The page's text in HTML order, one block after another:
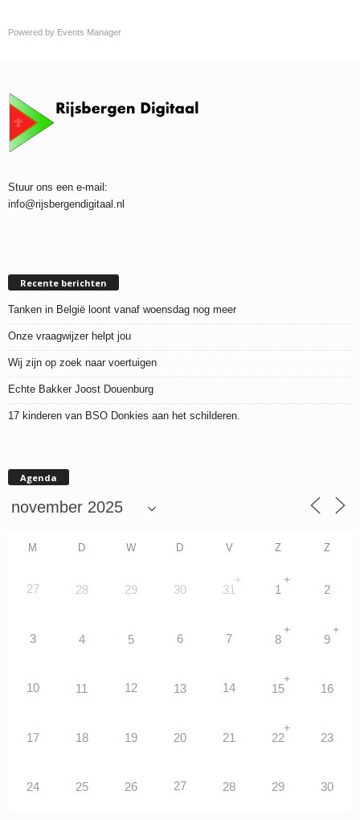
Powered by Events Manager
Stuur ons een e-mail:
info@rijsbergendigitaal.nl
Recente berichten
Tanken in België loont vanaf woensdag nog meer
Onze vraagwijzer helpt jou
Wij zijn op zoek naar voertuigen
Echte Bakker Joost Douenburg
17 kinderen van BSO Donkies aan het schilderen.
Agenda
M D W D V Z Z
27 28 29 30 31
+
1
+
2
3 4 5 6 7 8
+
9
+
10 11 12 13 14 15
+
16
17 18 19 20 21 22
+
23
24 25 26 27 28 29 30